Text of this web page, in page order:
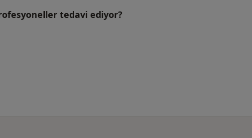
tedavi ediyor?